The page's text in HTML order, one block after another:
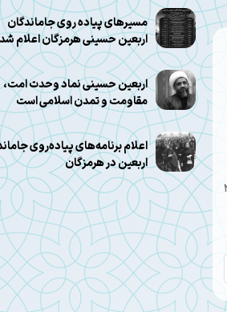
مسیرهای پیاده روی جاماندگان
اربعین حسینی هرمزگان اعلام شد
اربعین حسینی نماد وحدت امت،
مقاومت و تمدن اسلامی است
اعلام برنامه‌های پیاده‌روی
اربعین در هرمزگان